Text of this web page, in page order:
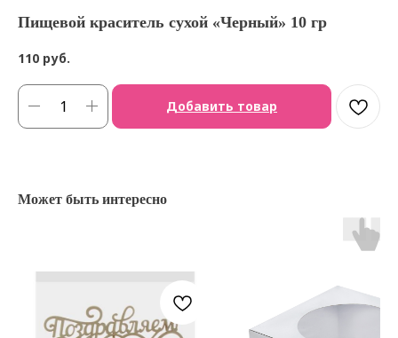
Пищевой краситель сухой «Черный» 10 гр
110 руб.
Добавить товар
Может быть интересно